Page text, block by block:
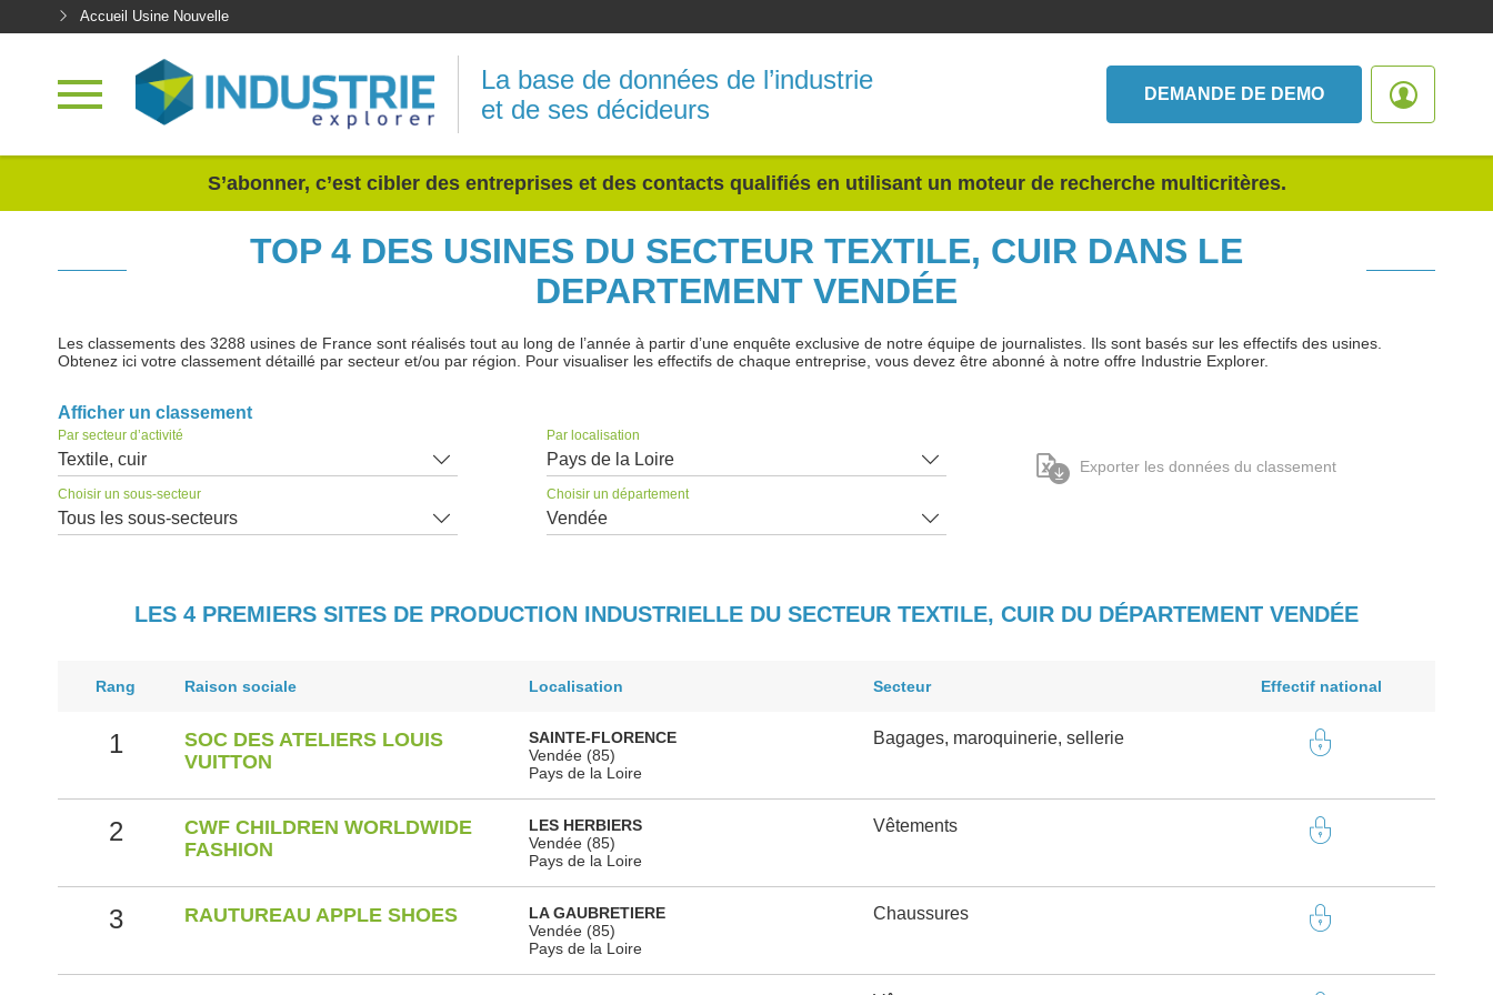
Accueil Usine Nouvelle
La base de données de l’industrie
et de ses décideurs
DEMANDE DE DEMO
S’abonner, c’est cibler des entreprises et des contacts qualifiés en utilisant un moteur de recherche multicritères.
TOP 4 DES USINES DU SECTEUR TEXTILE, CUIR DANS LE
DEPARTEMENT VENDÉE
Les classements des 3288 usines de France sont réalisés tout au long de l’année à partir d’une enquête exclusive de notre équipe de journalistes. Ils sont basés sur les effectifs des usines.
Obtenez ici votre classement détaillé par secteur et/ou par région. Pour visualiser les effectifs de chaque entreprise, vous devez être abonné à notre offre Industrie Explorer.
Afficher un classement
Par secteur d’activité
Textile, cuir
Choisir un sous-secteur
Tous les sous-secteurs
Par localisation
Pays de la Loire
Choisir un département
Vendée
Exporter les données du classement
LES 4 PREMIERS SITES DE PRODUCTION INDUSTRIELLE DU SECTEUR TEXTILE, CUIR DU DÉPARTEMENT VENDÉE
Rang Raison sociale Localisation Secteur Effectif national
1
SOC DES ATELIERS LOUIS
VUITTON
SAINTE-FLORENCE
Vendée (85)
Pays de la Loire
Bagages, maroquinerie, sellerie
2
CWF CHILDREN WORLDWIDE
FASHION
LES HERBIERS
Vendée (85)
Pays de la Loire
Vêtements
3 RAUTUREAU APPLE SHOES
LA GAUBRETIERE
Vendée (85)
Pays de la Loire
Chaussures